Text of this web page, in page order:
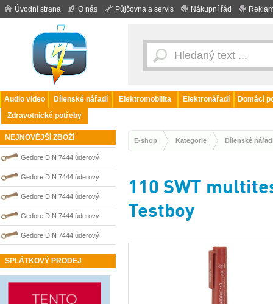
Úvodní strana O nás Půjčovna a servis Nákupní řád
Audio video Dílenské nářadí Elektromobilita Elektronářadí
Domácí
Zdravotnické potřeby
NEJNOVĚJŠÍ ZBOŽÍ
Gedore DIN 7444 úderový
nejiskřivý plochý (palcový) klíč
0100211S
Gedore DIN 7444 úderový
nejiskřivý plochý (palcový) klíč
0100206S
Gedore DIN 7444 úderový
nejiskřivý plochý (palcový) klíč
0100207S
Gedore DIN 7444 úderový
nejiskřivý plochý (palcový) klíč
0100203S
Gedore DIN 7444 úderový
nejiskřivý plochý (palcový) klíč
SPLÁTKOVÝ PRODEJ
E-shop Kategorie Dílenské
110 SWT
Testboy